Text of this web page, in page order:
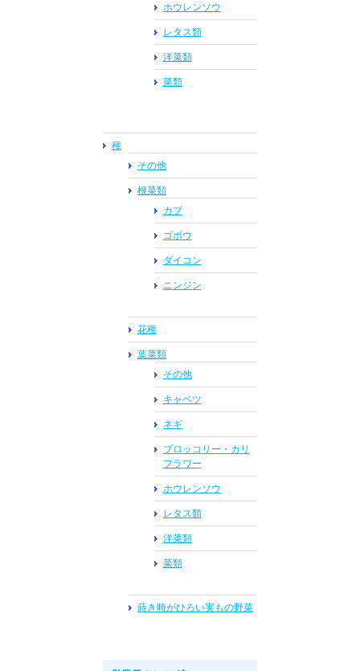
ホウレンソウ
レタス類
洋菜類
菜類
種
その他
根菜類
カブ
ゴボウ
ダイコン
ニンジン
花種
葉菜類
その他
キャベツ
ネギ
ブロッコリー・カリ
フラワー
ホウレンソウ
レタス類
洋菜類
菜類
蒔き時がひろい実もの野菜